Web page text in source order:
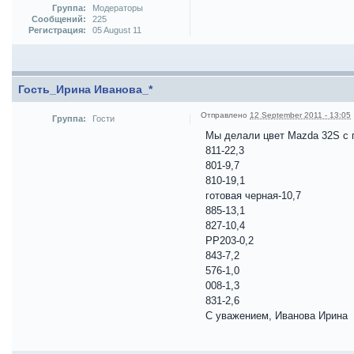
Группа:
Модераторы
Сообщений:
225
Регистрация:
05 August 11
Гость_Ирина Иванова_*
Группа: Гости Отправлено 12 September 2011 - 13:05
Мы делали цвет Mazda 32S с
811-22,3
801-9,7
810-19,1
готовая черная-10,7
885-13,1
827-10,4
РР203-0,2
843-7,2
576-1,0
008-1,3
831-2,6
С уважением, Иванова Ирина